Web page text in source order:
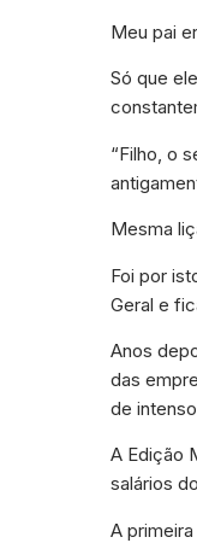
Meu pai
Só que
“Filho, o
Mesma
Foi por
Geral e
Anos
das
de
A Edição
salários
A